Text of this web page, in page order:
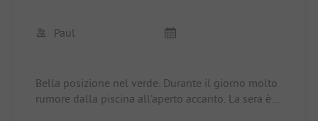
Paul
Bella posizione nel verde. Durante il giorno molto
rumore dalla piscina all'aperto accanto. La sera è